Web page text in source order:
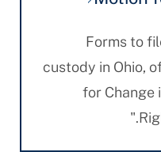
Forms
custody in
for